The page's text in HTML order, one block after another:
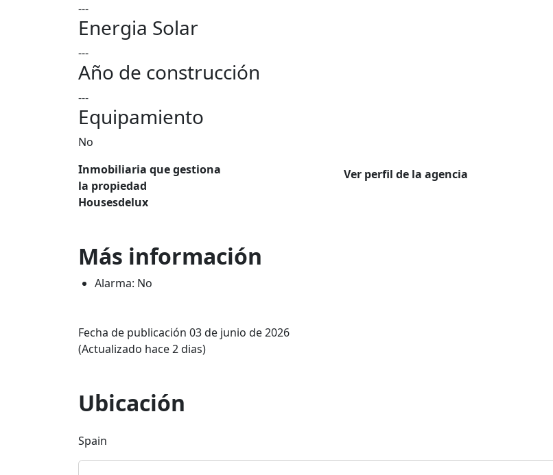
---
Energia Solar
---
Año de construcción
---
Equipamiento
No
Inmobiliaria que gestiona
la propiedad
Housesdelux
Ver perfil de la agencia
Más información
Alarma: No
Fecha de publicación 03 de junio de 2026
(Actualizado hace 2 dias)
Ubicación
Spain